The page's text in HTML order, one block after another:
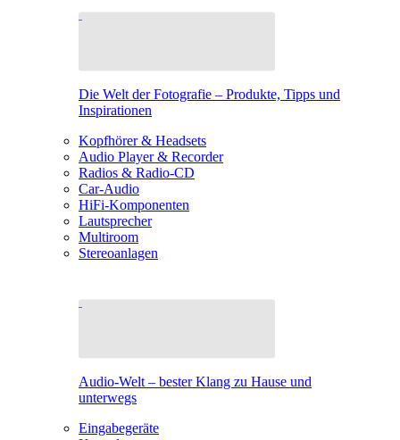
Die Welt der Fotografie – Produkte, Tipps und
Inspirationen
Kopfhörer & Headsets
Audio Player & Recorder
Radios & Radio-CD
Car-Audio
HiFi-Komponenten
Lautsprecher
Multiroom
Stereoanlagen
Audio-Welt – bester Klang zu Hause und
unterwegs
Eingabegeräte